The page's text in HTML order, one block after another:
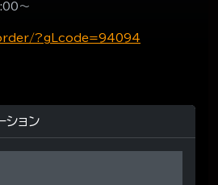
～
?gLcode=94094
ション